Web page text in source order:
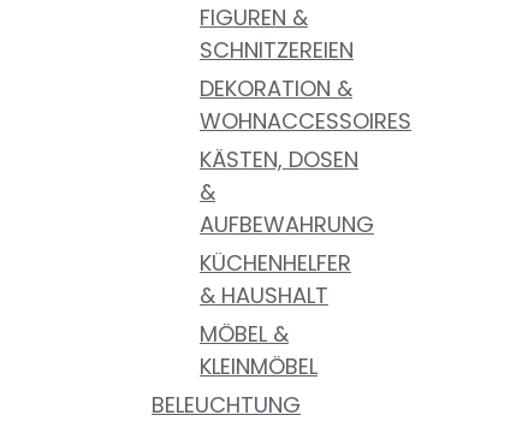
FIGUREN &
SCHNITZEREIEN
DEKORATION &
WOHNACCESSOIRES
KÄSTEN, DOSEN
&
AUFBEWAHRUNG
KÜCHENHELFER
& HAUSHALT
MÖBEL &
KLEINMÖBEL
BELEUCHTUNG